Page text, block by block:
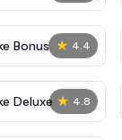
★ 4.4
Bonus
★ 4.8
Deluxe